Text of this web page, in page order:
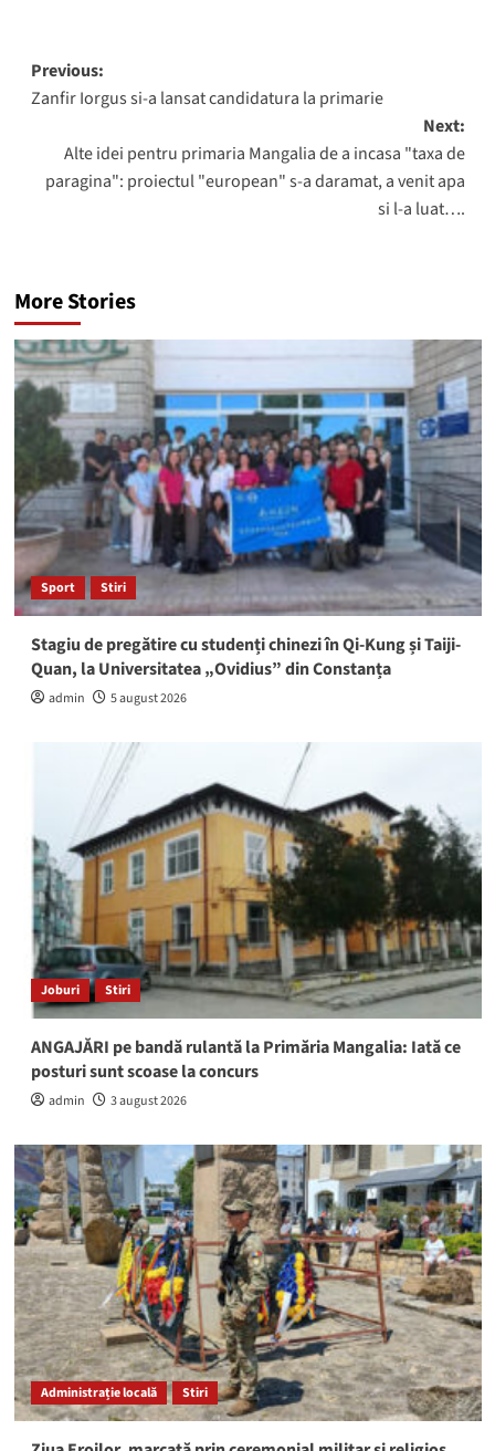
Post
navigation
Previous:
Zanfir Iorgus si-a lansat candidatura la primarie
Next:
Alte idei pentru primaria Mangalia de a incasa "taxa de
paragina": proiectul "european" s-a daramat, a venit apa
si l-a luat….
More Stories
Sport Stiri
Stagiu de pregătire cu studenți chinezi în Qi-Kung și Taiji-
Quan, la Universitatea „Ovidius” din Constanța
admin 5 august 2026
Joburi Stiri
ANGAJĂRI pe bandă rulantă la Primăria Mangalia: Iată ce
posturi sunt scoase la concurs
admin 3 august 2026
Administrație locală Stiri